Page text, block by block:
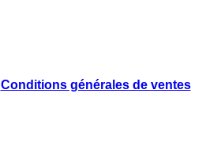
Conditions générales de ventes